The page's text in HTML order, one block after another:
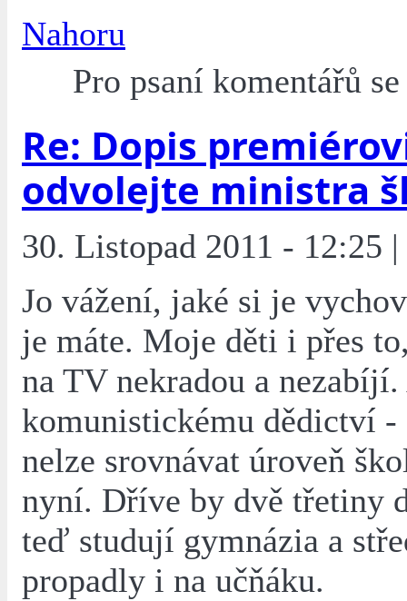
Nahoru
Pro psaní komentářů
Re: Dopis
odvolejte ministra
30. Listopad 2011 - 12:25 |
Jo vážení, jaké si je
je máte. Moje děti i přes
na TV nekradou a
komunistickému dědictví -
nelze srovnávat úroveň
nyní. Dříve by dvě třetiny
teď studují gymnázia a
propadly i na učňáku.